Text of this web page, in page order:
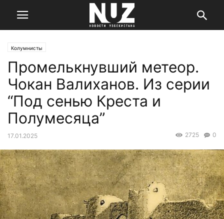
Колумнисты
Промелькнувший метеор.
Чокан Валиханов. Из серии
“Под сенью Креста и
Полумесяца”
17.01.2025 0
2725